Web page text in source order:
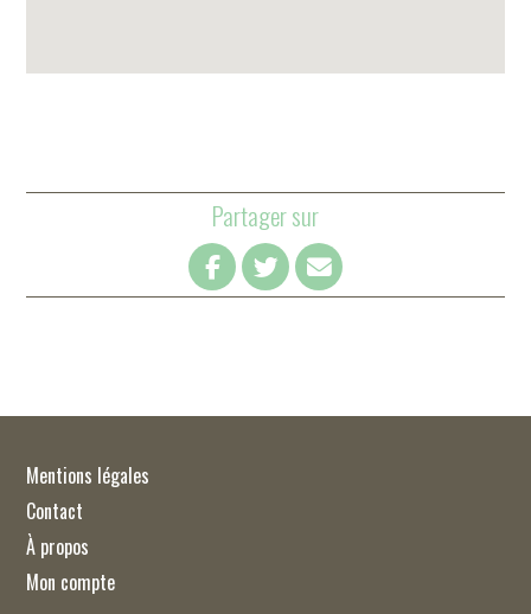
Partager sur
Mentions légales
Contact
À propos
Mon compte